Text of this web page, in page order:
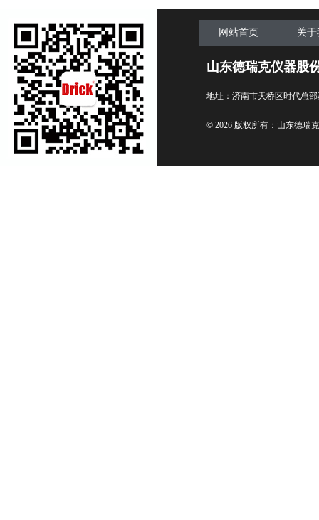
网站首页 关
山东德瑞克仪器股
地址：济南市天桥区时代总
© 2026 版权所有：山东德瑞